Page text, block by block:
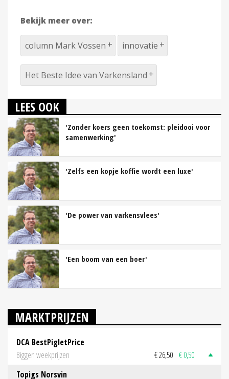
Bekijk meer over:
column Mark Vossen innovatie
Het Beste Idee van Varkensland
LEES OOK
'Zonder koers geen toekomst: pleidooi voor
samenwerking'
'Zelfs een kopje koffie wordt een luxe'
'De power van varkensvlees'
'Een boom van een boer'
MARKTPRIJZEN
DCA BestPigletPrice
Biggen weekprijzen
€ 26,50 € 0,50
Topigs Norsvin